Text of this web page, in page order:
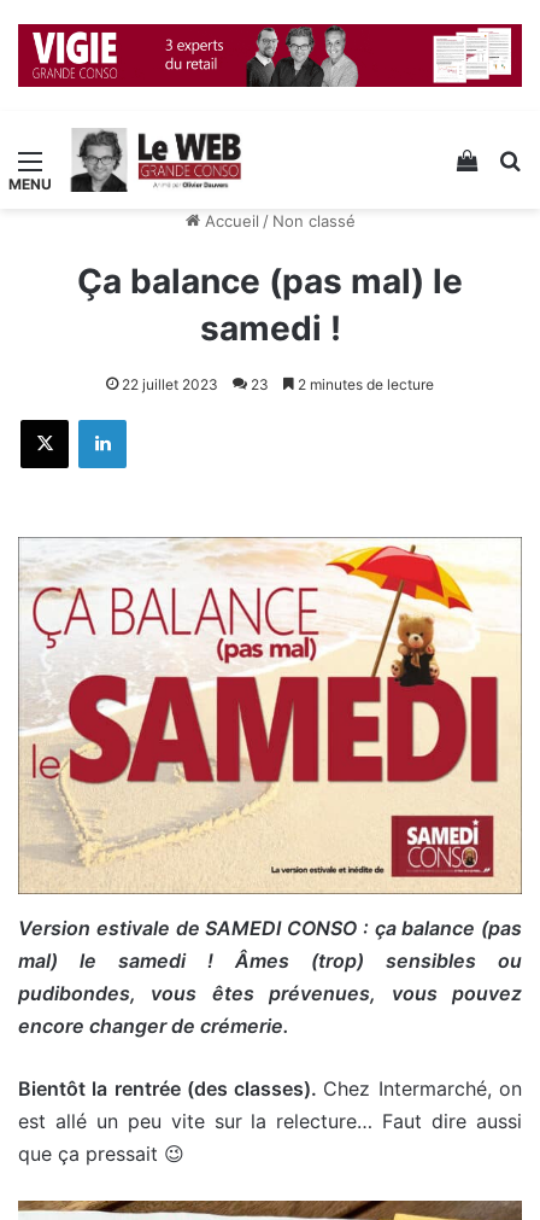
Menu Voir
Accueil / Non classé
Ça balance (pas mal) le
samedi !
22 juillet 2023 23 2 minutes de lecture
X Linkedin
Version estivale de SAMEDI CONSO : ça balance (pas
mal) le samedi ! Âmes (trop) sensibles ou
pudibondes, vous êtes prévenues, vous pouvez
encore changer de crémerie.
Bientôt la rentrée (des classes). Chez Intermarché, on
est allé un peu vite sur la relecture… Faut dire aussi
que ça pressait 😉